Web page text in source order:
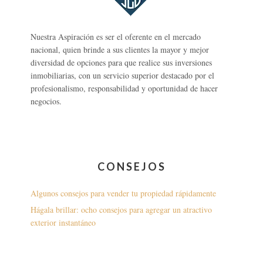
Nuestra Aspiración es ser el oferente en el mercado
nacional, quien brinde a sus clientes la mayor y mejor
diversidad de opciones para que realice sus inversiones
inmobiliarias, con un servicio superior destacado por el
profesionalismo, responsabilidad y oportunidad de hacer
negocios.
CONSEJOS
Algunos consejos para vender tu propiedad rápidamente
Hágala brillar: ocho consejos para agregar un atractivo
exterior instantáneo